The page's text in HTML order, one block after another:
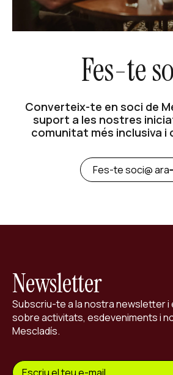
Fes-te
Converteix-te en soci de
suport a les nostres
comunitat més inclusiva i
Fes-te soci@ ara
Newsletter
Subscriu-te a la nostra newsletter
sobre activitats, esdeveniments i
Mescladís.